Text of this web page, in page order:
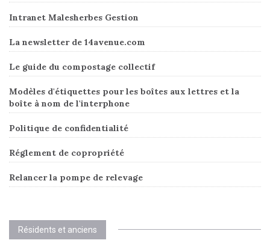
Intranet Malesherbes Gestion
La newsletter de 14avenue.com
Le guide du compostage collectif
Modèles d'étiquettes pour les boîtes aux lettres et la
boîte à nom de l'interphone
Politique de confidentialité
Réglement de copropriété
Relancer la pompe de relevage
Résidents et anciens